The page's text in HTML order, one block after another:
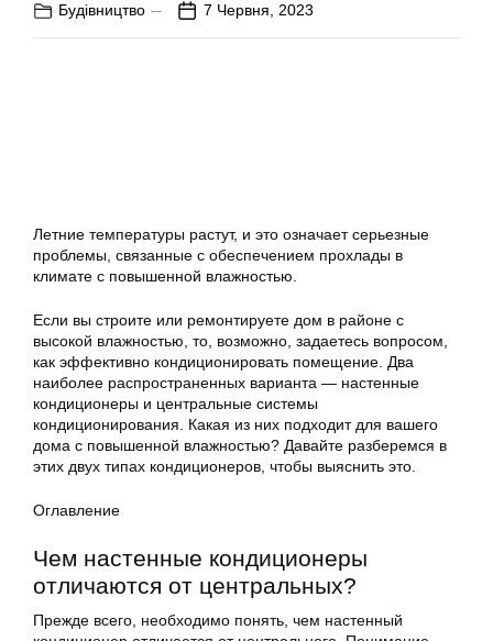
Будівництво 7 Червня, 2023
Летние температуры растут, и это означает серьезные
проблемы, связанные с обеспечением прохлады в
климате с повышенной влажностью.
Если вы строите или ремонтируете дом в районе с
высокой влажностью, то, возможно, задаетесь вопросом,
как эффективно кондиционировать помещение. Два
наиболее распространенных варианта — настенные
кондиционеры и центральные системы
кондиционирования. Какая из них подходит для вашего
дома с повышенной влажностью? Давайте разберемся в
этих двух типах кондиционеров, чтобы выяснить это.
Оглавление
Чем настенные кондиционеры
отличаются от центральных?
Прежде всего, необходимо понять, чем настенный